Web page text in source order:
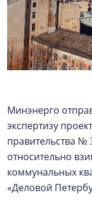
Минэнерго
экспертизу
правительства №
относительно
коммунальных
«Деловой